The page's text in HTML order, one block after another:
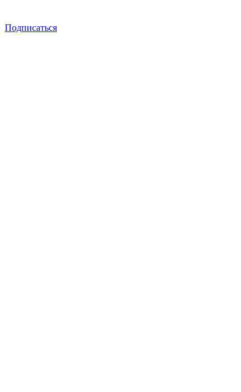
Подписаться